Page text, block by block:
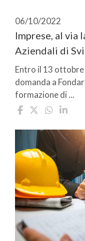
06/10/2022
Imprese, al via
Aziendali di
Entro il 13
domanda a
formazione di ...